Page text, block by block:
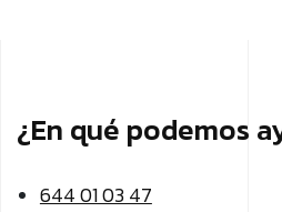
¿En qué podemos
644 01 03 47